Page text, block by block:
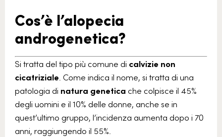
Cos’è l’alopecia
androgenetica?
Si tratta del tipo più comune di calvizie non
cicatriziale. Come indica il nome, si tratta di una
patologia di natura genetica che colpisce il 45%
degli uomini e il 10% delle donne, anche se in
quest’ultimo gruppo, l’incidenza aumenta dopo i 70
anni, raggiungendo il 55%.